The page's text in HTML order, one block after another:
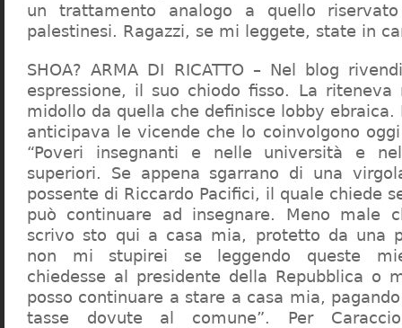
un trattamento analogo a quello
palestinesi. Ragazzi, se mi leggete, state in
SHOA? ARMA DI RICATTO – Nel blog
espressione, il suo chiodo fisso. La
midollo da quella che definisce lobby ebraica.
anticipava le vicende che lo coinvolgono
“Poveri insegnanti e nelle università e
superiori. Se appena sgarrano di una
possente di Riccardo Pacifici, il quale chiede
può continuare ad insegnare. Meno male
scrivo sto qui a casa mia, protetto da una
non mi stupirei se leggendo queste
chiedesse al presidente della Repubblica o
posso continuare a stare a casa mia,
tasse dovute al comune”. Per